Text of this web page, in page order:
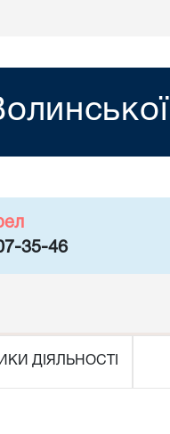
35-46
ДІЯЛЬНОСТІ